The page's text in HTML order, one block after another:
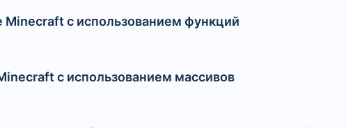
с использованием функций
с использованием массивов